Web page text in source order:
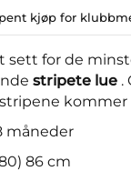
kjøp for
sett for de
stripete lue .
måneder
86 cm